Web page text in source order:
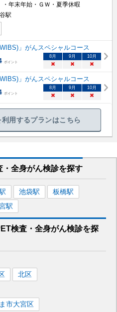
年末年始・ＧＷ・夏季休暇
駅
」がんスペシャルコース
ポイント
8 月 9 月 10月
× × ×
」がんスペシャルコース
ポイント
8 月 9 月 10月
× × ×
用するプランはこちら
・全身がん検診を探す
池袋駅 板橋駅
駅
検査・全身がん検診を探
北区
市大宮区